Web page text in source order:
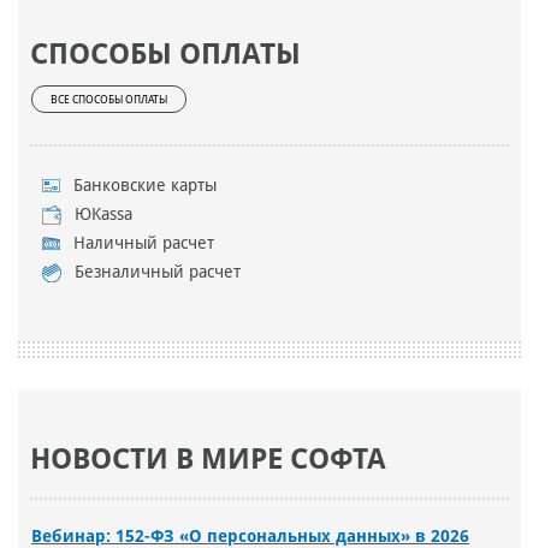
СПОСОБЫ ОПЛАТЫ
ВСЕ СПОСОБЫ ОПЛАТЫ
Банковские карты
ЮKassa
Наличный расчет
Безналичный расчет
НОВОСТИ В МИРЕ СОФТА
Вебинар: 152-ФЗ «О персональных данных» в 2026